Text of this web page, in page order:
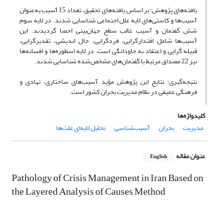
یافته‌های پژوهش: بر اساس یافته‌های تحقیق، تعداد 15 آسیب به‌عنوان
آسیب‌ها و کاستی‌های لایه علل اجتماعی شناسایی شدند. در لایه سوم
شش گفتمان و آسیب غالب سطح جهان‌بینی احصا گردیدند. این
آسیب‌ها شامل اقتدارگرایی، فردگرایی، حال اندیشی، تقدیرگرایی،
قبیله گرایی و اعتقاد به جاودانگی است. در لایه اسطوره‌ها و افسانه‌ها
نیز 22 مصداق مرتبط با گفتمان‌های مشخص‌شده شناسایی شدند.
نتیجه‌گیری: نتایج این پژوهش مؤید آسیب‌های ساختاری، نهادی و
فرهنگی عمیقی در نظام مدیریت بحران کشور است.
کلیدواژه‌ها
مدیریت
بحران آسیب‌شناسی تحلیل لایه‌ای علت‌ها
عنوان مقاله English
Pathology of Crisis Management in Iran Based on
the Layered Analysis of Causes Method